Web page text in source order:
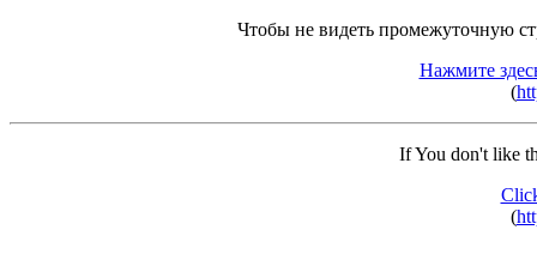
Чтобы не видеть промежуточную
Нажмите
(
If You don't like
(